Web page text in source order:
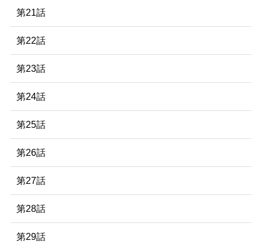
第21話
第22話
第23話
第24話
第25話
第26話
第27話
第28話
第29話